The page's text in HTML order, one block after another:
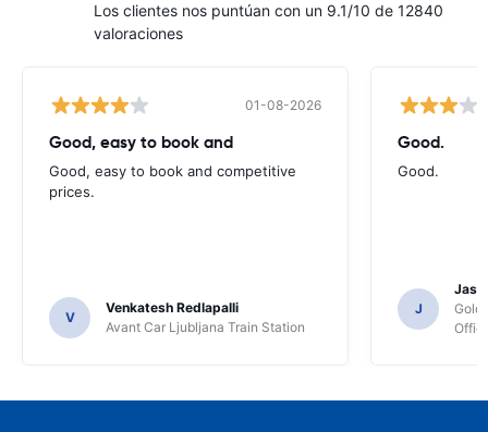
Los clientes nos puntúan con un 9.1/10 de 12840
valoraciones
01-08-2026
Good, easy to book and
Good, easy to book and competitive
prices.
V
Venkatesh Redlapalli
Avant Car Ljubljana Train Station
Good.
Good.
J